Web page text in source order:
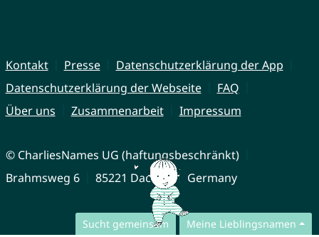
Sucht gemeinsam Meine Lieblingsnamen
Kontakt Presse
Datenschutzerklärung der App
Datenschutzerklärung der Webseite
FAQ
Über uns
Zusammenarbeit Impressum
© CharliesNames UG (haftungsbeschränkt)
Brahmsweg 6
85221 Dachau Germany